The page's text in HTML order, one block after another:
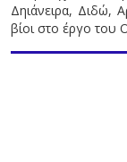
Δηιάνειρα, Διδώ,
βίοι στο έργο του